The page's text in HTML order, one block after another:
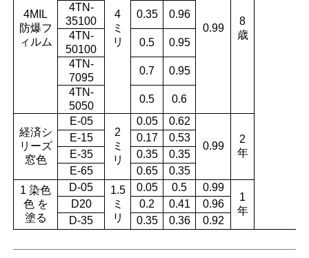
4MIL
防爆フ
ィルム
4
ミ
リ
0.99
8
歳
4TN-
35100
0.35
0.96
4TN-
50100
0.5
0.95
4TN-
7095
0.7
0.95
4TN-
5050
0.5 0.6
経済シ
リーズ
窓色
E-05
2
ミ
リ
0.05 0.62
0.99
2
年
E-15 0.17
0.53
E-35
0.35
0.35
E-65
0.65
0.35
1 染色
色 を
塗る
D-05
1.5
ミ
リ
0.05 0.5
0.99
1
年
D20 0.2 0.41
0.96
D-35
0.35 0.36 0.92